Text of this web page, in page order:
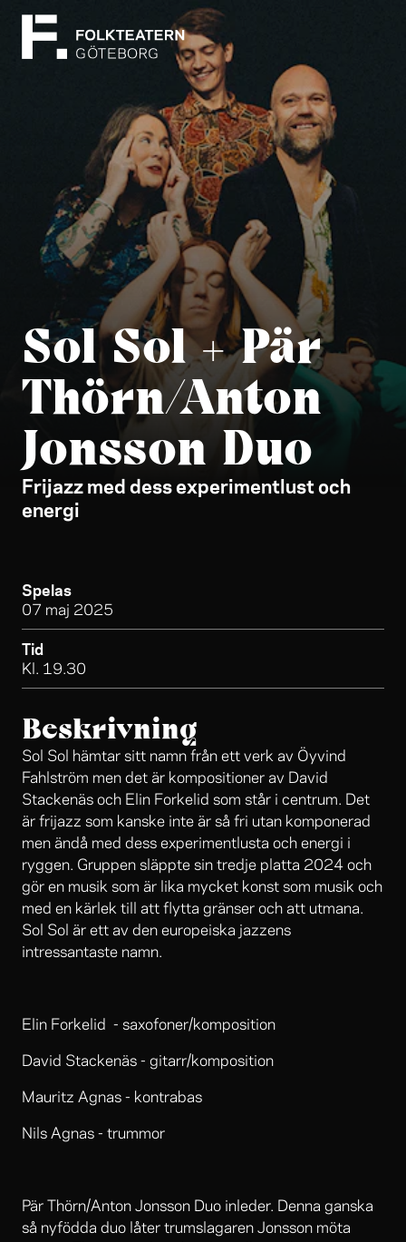
Sol Sol + Pär
Thörn/Anton
Jonsson Duo
Frijazz med dess experimentlust och
energi
Spelas
07 maj 2025
Tid
Kl. 19.30
Beskrivning
Sol Sol hämtar sitt namn från ett verk av Öyvind
Fahlström men det är kompositioner av David
Stackenäs och Elin Forkelid som står i centrum. Det
är frijazz som kanske inte är så fri utan komponerad
men ändå med dess experimentlusta och energi i
ryggen. Gruppen släppte sin tredje platta 2024 och
gör en musik som är lika mycket konst som musik och
med en kärlek till att flytta gränser och att utmana.
Sol Sol är ett av den europeiska jazzens
intressantaste namn.
Elin Forkelid - saxofoner/komposition
David Stackenäs - gitarr/komposition
Mauritz Agnas - kontrabas
Nils Agnas - trummor
Pär Thörn/Anton Jonsson Duo inleder. Denna ganska
så nyfödda duo låter trumslagaren Jonsson möta